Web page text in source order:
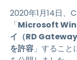
2020年1月14日、
「Microsoft
イ（RD Gateway
を許容 」するこ